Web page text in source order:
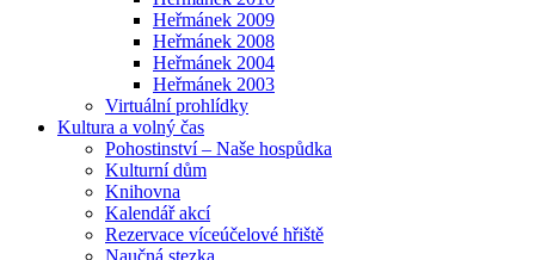
Heřmánek 2009
Heřmánek 2008
Heřmánek 2004
Heřmánek 2003
Virtuální prohlídky
Kultura a volný čas
Pohostinství – Naše hospůdka
Kulturní dům
Knihovna
Kalendář akcí
Rezervace víceúčelové hřiště
Naučná stezka